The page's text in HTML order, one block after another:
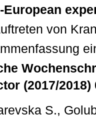
von
(2017/2018)
S.,